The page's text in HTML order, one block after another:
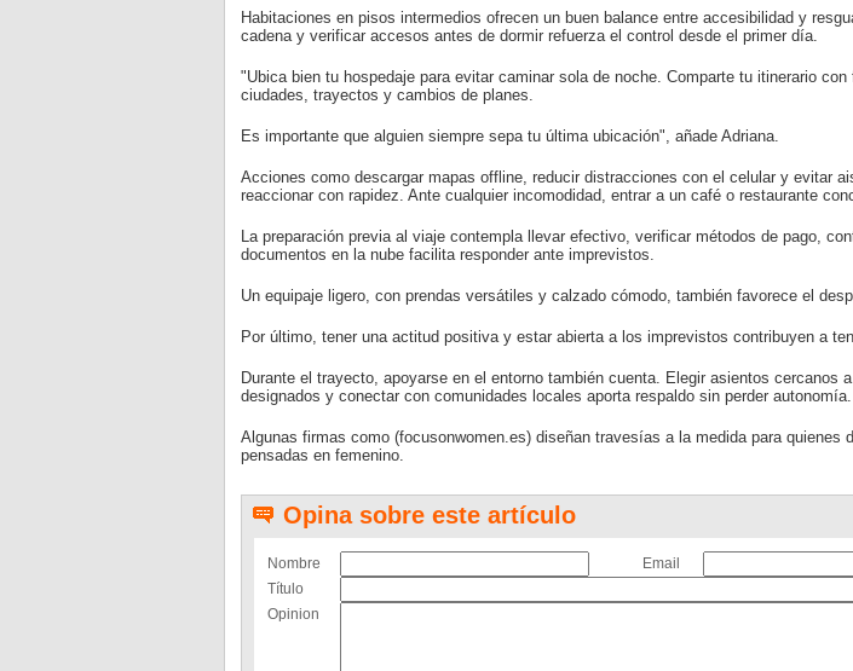
Habitaciones en pisos intermedios ofrecen un buen balance entre accesibilidad y
cadena y verificar accesos antes de dormir refuerza el control desde el primer día.
"Ubica bien tu hospedaje para evitar caminar sola de noche. Comparte tu itinerario
ciudades, trayectos y cambios de planes.
Es importante que alguien siempre sepa tu última ubicación", añade Adriana.
Acciones como descargar mapas offline, reducir distracciones con el celular y evitar
reaccionar con rapidez. Ante cualquier incomodidad, entrar a un café o restaurante
La preparación previa al viaje contempla llevar efectivo, verificar métodos de pago,
documentos en la nube facilita responder ante imprevistos.
Un equipaje ligero, con prendas versátiles y calzado cómodo, también favorece el
Por último, tener una actitud positiva y estar abierta a los imprevistos contribuyen a
Durante el trayecto, apoyarse en el entorno también cuenta. Elegir asientos cercanos
designados y conectar con comunidades locales aporta respaldo sin perder autonomía.
Algunas firmas como (focusonwomen.es) diseñan travesías a la medida para quienes
pensadas en femenino.
Opina sobre este artículo
Nombre
Email
Título
Opinion